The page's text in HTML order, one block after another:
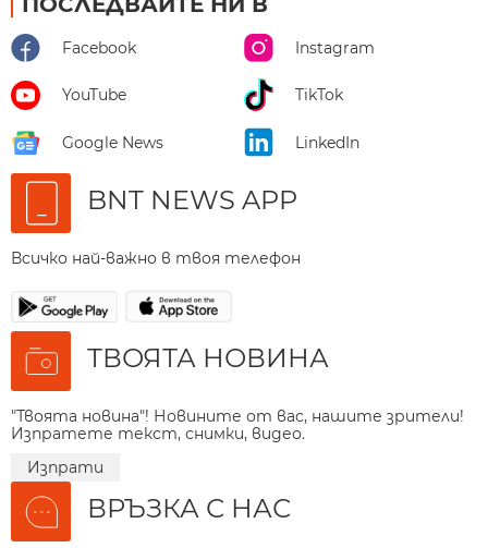
Facebook Instagram
YouTube TikTok
Google News LinkedIn
BNT NEWS APP
Всичко най-важно в твоя телефон
ТВОЯТА НОВИНА
"Твоята новина"! Новините от вас, нашите зрители!
Изпратете текст, снимки, видео.
Изпрати
ВРЪЗКА С НАС